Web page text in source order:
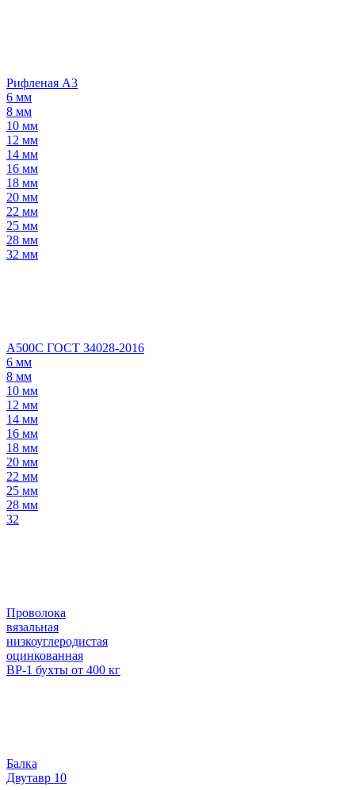
Рифленая А3
6 мм
8 мм
10 мм
12 мм
14 мм
16 мм
18 мм
20 мм
22 мм
25 мм
28 мм
32 мм
А500С ГОСТ 34028-2016
6 мм
8 мм
10 мм
12 мм
14 мм
16 мм
18 мм
20 мм
22 мм
25 мм
28 мм
32
Проволока
вязальная
низкоуглеродистая
оцинкованная
ВР-1 бухты от 400 кг
Балка
Двутавр 10